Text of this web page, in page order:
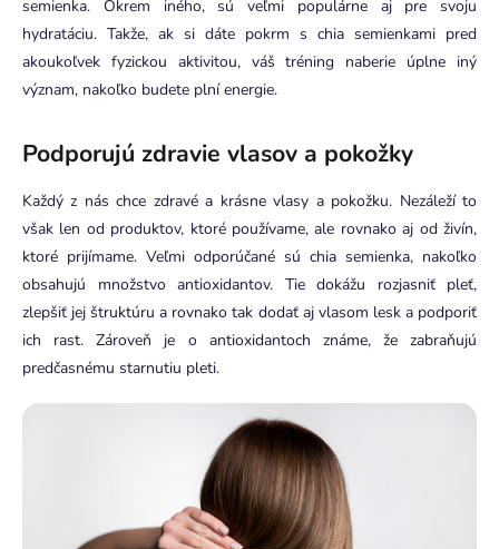
semienka. Okrem iného, sú veľmi populárne aj pre svoju
hydratáciu. Takže, ak si dáte pokrm s chia semienkami pred
akoukoľvek fyzickou aktivitou, váš tréning naberie úplne iný
význam, nakoľko budete plní energie.
Podporujú zdravie vlasov a pokožky
Každý z nás chce zdravé a krásne vlasy a pokožku. Nezáleží to
však len od produktov, ktoré používame, ale rovnako aj od živín,
ktoré prijímame. Veľmi odporúčané sú chia semienka, nakoľko
obsahujú množstvo antioxidantov. Tie dokážu rozjasniť pleť,
zlepšiť jej štruktúru a rovnako tak dodať aj vlasom lesk a podporiť
ich rast. Zároveň je o antioxidantoch známe, že zabraňujú
predčasnému starnutiu pleti.